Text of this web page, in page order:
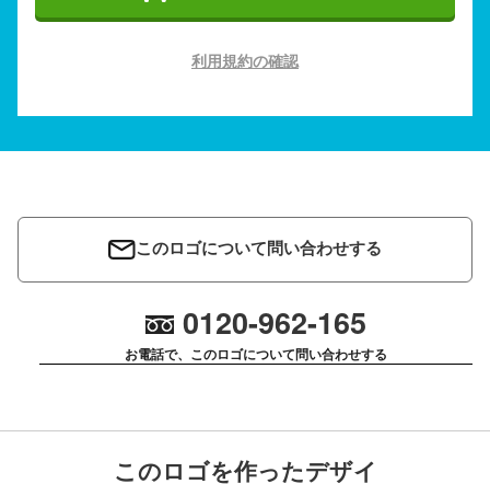
利用規約の確認
このロゴについて問い合わせする
0120-962-165
お電話で、このロゴについて問い合わせする
このロゴを作ったデザイ